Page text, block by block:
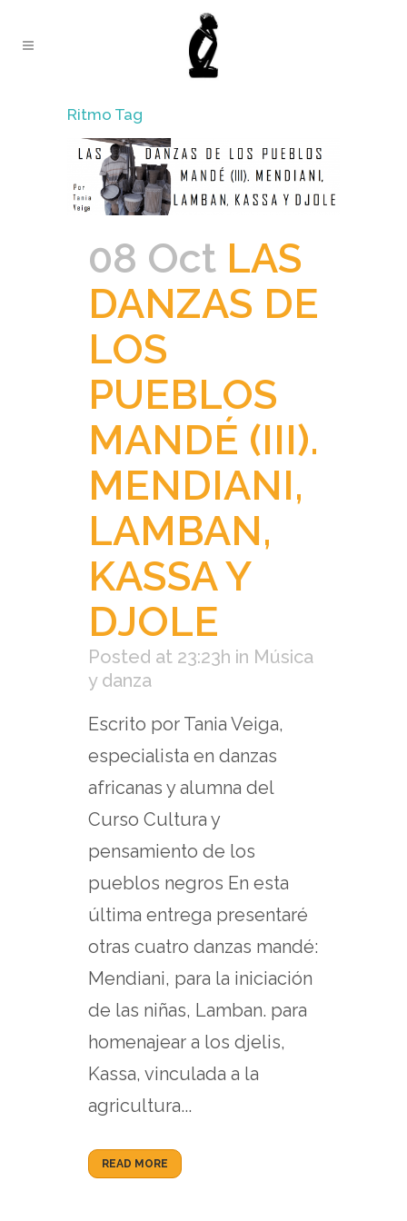
Ritmo Tag
08 Oct LAS
DANZAS DE
LOS
PUEBLOS
MANDÉ (III).
MENDIANI,
LAMBAN,
KASSA Y
DJOLE
Posted at 23:23h in Música
y danza
Escrito por Tania Veiga,
especialista en danzas
africanas y alumna del
Curso Cultura y
pensamiento de los
pueblos negros En esta
última entrega presentaré
otras cuatro danzas mandé:
Mendiani, para la iniciación
de las niñas, Lamban. para
homenajear a los djelis,
Kassa, vinculada a la
agricultura...
READ MORE